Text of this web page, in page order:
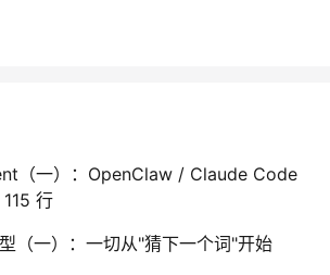
（一）：OpenClaw / Claude Code
行
（一）：一切从"猜下一个词"开始